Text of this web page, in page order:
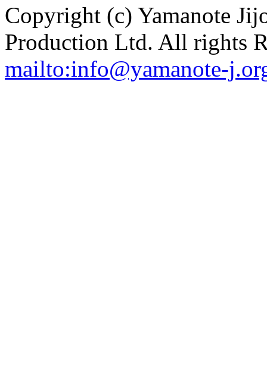
Copyright (c) Yamanote
Production Ltd. All rights
mailto:info@yamanote-